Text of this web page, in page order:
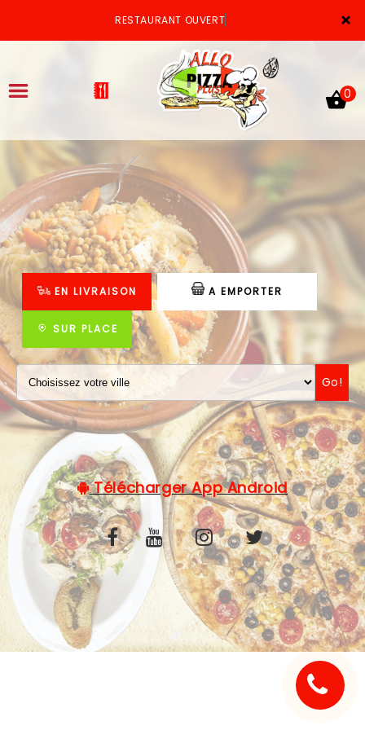
×
RESTAURANT OUVERT
ACCUEIL
LA CARTE
VOTRE COMPTE
NOTRE RESTAURANT
VOS AVIS
MENTIONS LÉGALES
0
EN LIVRAISON A EMPORTER
SUR PLACE
Go!
Télécharger App Android